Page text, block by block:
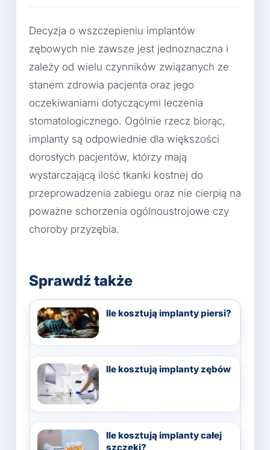
Decyzja o wszczepieniu implantów
zębowych nie zawsze jest jednoznaczna i
zależy od wielu czynników związanych ze
stanem zdrowia pacjenta oraz jego
oczekiwaniami dotyczącymi leczenia
stomatologicznego. Ogólnie rzecz biorąc,
implanty są odpowiednie dla większości
dorosłych pacjentów, którzy mają
wystarczającą ilość tkanki kostnej do
przeprowadzenia zabiegu oraz nie cierpią na
poważne schorzenia ogólnoustrojowe czy
choroby przyzębia.
Sprawdź także
Ile kosztują implanty piersi?
Ile kosztują implanty zębów
Ile kosztują implanty całej
szczęki?